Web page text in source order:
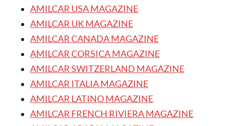
AMILCAR USA MAGAZINE
AMILCAR UK MAGAZINE
AMILCAR CANADA MAGAZINE
AMILCAR CORSICA MAGAZINE
AMILCAR SWITZERLAND MAGAZINE
AMILCAR ITALIA MAGAZINE
AMILCAR LATINO MAGAZINE
AMILCAR FRENCH RIVIERA MAGAZINE